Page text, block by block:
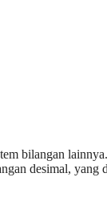
bilangan
desimal, yang